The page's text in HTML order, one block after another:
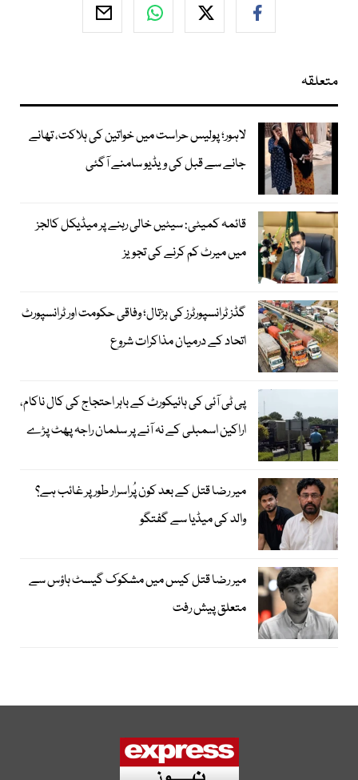
متعلقہ
لاہور؛ پولیس حراست میں خواتین کی ہلاکت، تھانے
جانے سے قبل کی ویڈیو سامنے آگئی
قائمہ کمیٹی: سیٹیں خالی رہنے پر میڈیکل کالجز
میں میرٹ کم کرنے کی تجویز
گڈز ٹرانسپورٹرز کی ہڑتال؛ وفاقی حکومت اور ٹرانسپورٹ
اتحاد کے درمیان مذاکرات شروع
پی ٹی آئی کی ہائیکورٹ کے باہر احتجاج کی کال ناکام،
اراکین اسمبلی کے نہ آنے پر سلمان راجہ پھٹ پڑے
میر رضا قتل کے بعد کون پُراسرار طور پر غائب ہے؟
والد کی میڈیا سے گفتگو
میر رضا قتل کیس میں مشکوک گیسٹ ہاؤس سے
متعلق پیش رفت